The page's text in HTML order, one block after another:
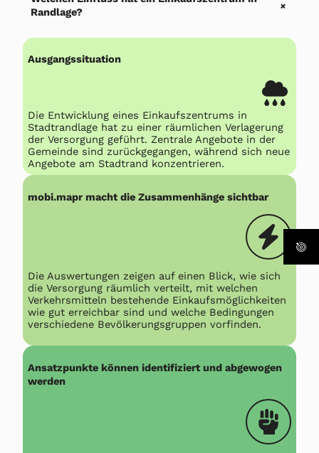
Randlage?
+
Ausgangssituation
Die Entwicklung eines Einkaufszentrums in
Stadtrandlage hat zu einer räumlichen Verlagerung
der Versorgung geführt. Zentrale Angebote in der
Gemeinde sind zurückgegangen, während sich neue
Angebote am Stadtrand konzentrieren.
mobi.mapr macht die Zusammenhänge sichtbar
Die Auswertungen zeigen auf einen Blick, wie sich
die Versorgung räumlich verteilt, mit welchen
Verkehrsmitteln bestehende Einkaufsmöglichkeiten
wie gut erreichbar sind und welche Bedingungen
verschiedene Bevölkerungsgruppen vorfinden.
Ansatzpunkte können identifiziert und abgewogen
werden